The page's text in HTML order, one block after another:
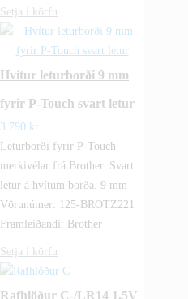
Setja í körfu
Hvítur leturborði 9 mm
fyrir P-Touch svart letur
3.790 kr.
Leturborði fyrir P-Touch
merkivélar frá Brother. Svart
letur á hvítum borða. 9 mm
Vörunúmer: 125-BROTZ221
Framleiðandi: Brother
Setja í körfu
Rafhlöður C-/LR14 1,5V